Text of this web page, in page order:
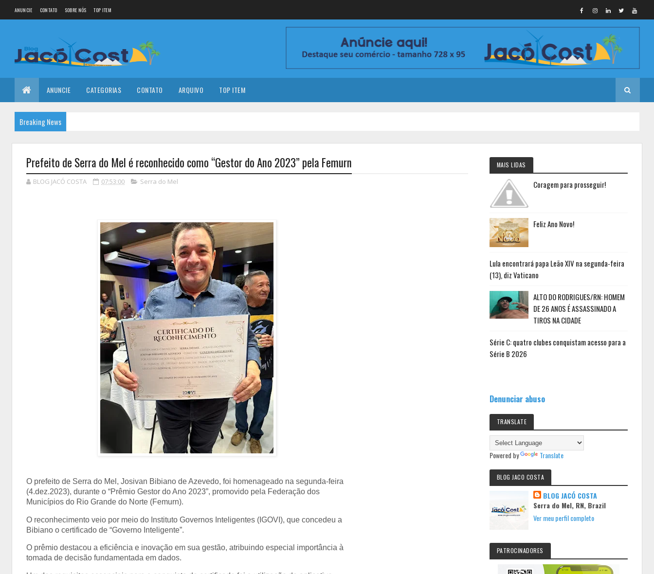
ANUNCIE CONTATO SOBRE NÓS TOP ITEM
ANUNCIE CATEGORIAS CONTATO ARQUIVO TOP ITEM
Breaking News
Prefeito de Serra do Mel é reconhecido como “Gestor do Ano 2023” pela Femurn
BLOG JACÓ COSTA 07:53:00 Serra do Mel
O prefeito de Serra do Mel, Josivan Bibiano de Azevedo, foi homenageado na segunda-feira
(4.dez.2023), durante o “Prêmio Gestor do Ano 2023”, promovido pela Federação dos
Municípios do Rio Grande do Norte (Femurn).
O reconhecimento veio por meio do Instituto Governos Inteligentes (IGOVI), que concedeu a
Bibiano o certificado de “Governo Inteligente”.
O prêmio destacou a eficiência e inovação em sua gestão, atribuindo especial importância à
tomada de decisão fundamentada em dados.
MAIS LIDAS
Coragem para prosseguir!
Feliz Ano Novo!
Lula encontrará papa Leão XIV na segunda-feira
(13), diz Vaticano
ALTO DO RODRIGUES/RN: HOMEM
DE 26 ANOS É ASSASSINADO A
TIROS NA CIDADE
Série C: quatro clubes conquistam acesso para a
Série B 2026
Denunciar abuso
TRANSLATE
Powered by Translate
BLOG JACO COSTA
BLOG JACÓ COSTA
Serra do Mel, RN, Brazil
Ver meu perfil completo
PATROCINADORES